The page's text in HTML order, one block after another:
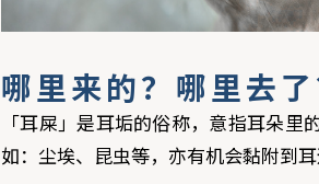
哪里来的？哪里去了
「耳屎」是耳垢的俗称，意指耳朵
如：尘埃、昆虫等，亦有机会黏附到